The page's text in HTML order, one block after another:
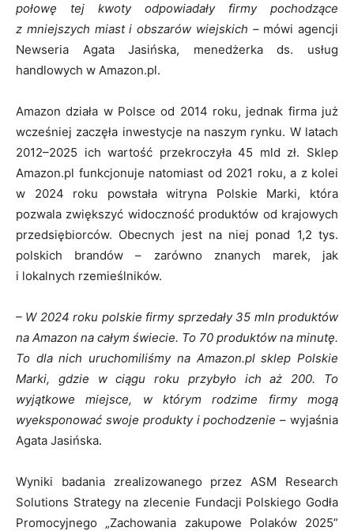
połowę tej kwoty odpowiadały firmy pochodzące
z mniejszych miast i obszarów wiejskich – mówi agencji
Newseria Agata Jasińska, menedżerka ds. usług
handlowych w Amazon.pl.
Amazon działa w Polsce od 2014 roku, jednak firma już
wcześniej zaczęła inwestycje na naszym rynku. W latach
2012–2025 ich wartość przekroczyła 45 mld zł. Sklep
Amazon.pl funkcjonuje natomiast od 2021 roku, a z kolei
w 2024 roku powstała witryna Polskie Marki, która
pozwala zwiększyć widoczność produktów od krajowych
przedsiębiorców. Obecnych jest na niej ponad 1,2 tys.
polskich brandów – zarówno znanych marek, jak
i lokalnych rzemieślników.
– W 2024 roku polskie firmy sprzedały 35 mln produktów
na Amazon na całym świecie. To 70 produktów na minutę.
To dla nich uruchomiliśmy na Amazon.pl sklep Polskie
Marki, gdzie w ciągu roku przybyło ich aż 200. To
wyjątkowe miejsce, w którym rodzime firmy mogą
wyeksponować swoje produkty i pochodzenie– wyjaśnia
Agata Jasińska.
Wyniki badania zrealizowanego przez ASM Research
Solutions Strategy na zlecenie Fundacji Polskiego Godła
Promocyjnego „Zachowania zakupowe Polaków 2025”